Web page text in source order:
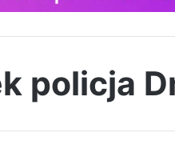
policja